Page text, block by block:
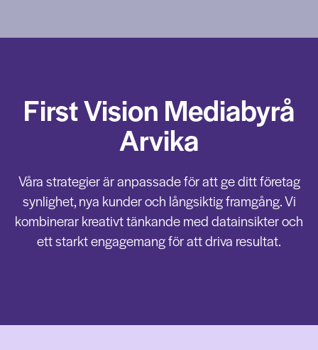
First Vision Mediabyrå
Arvika
Våra strategier är anpassade för att ge ditt företag
synlighet, nya kunder och långsiktig framgång. Vi
kombinerar kreativt tänkande med datainsikter och
ett starkt engagemang för att driva resultat.